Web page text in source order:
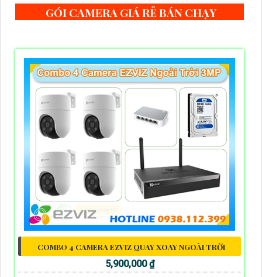
GÓI CAMERA GIÁ RẺ BÁN CHẠY
COMBO 4 CAMERA EZVIZ QUAY XOAY NGOÀI TRỜI
5,900,000 ₫